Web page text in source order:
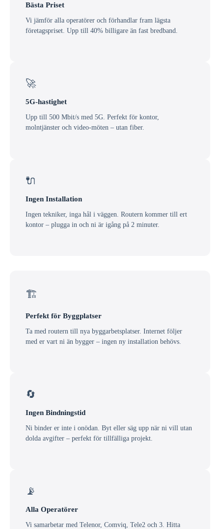
Bästa Priset
Vi jämför alla operatörer och förhandlar fram lägsta
företagspriset. Upp till 40% billigare än fast bredband.
🚀
5G-hastighet
Upp till 500 Mbit/s med 5G. Perfekt för kontor,
molntjänster och video-möten – utan fiber.
🔌
Ingen Installation
Ingen tekniker, inga hål i väggen. Routern kommer till ert
kontor – plugga in och ni är igång på 2 minuter.
🏗️
Perfekt för Byggplatser
Ta med routern till nya byggarbetsplatser. Internet följer
med er vart ni än bygger – ingen ny installation behövs.
🔄
Ingen Bindningstid
Ni binder er inte i onödan. Byt eller säg upp när ni vill utan
dolda avgifter – perfekt för tillfälliga projekt.
📡
Alla Operatörer
Vi samarbetar med Telenor, Comviq, Tele2 och 3. Hitta